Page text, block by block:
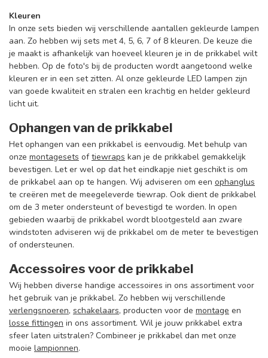
Kleuren
In onze sets bieden wij verschillende aantallen gekleurde lampen
aan. Zo hebben wij sets met 4, 5, 6, 7 of 8 kleuren. De keuze die
je maakt is afhankelijk van hoeveel kleuren je in de prikkabel wilt
hebben. Op de foto's bij de producten wordt aangetoond welke
kleuren er in een set zitten. Al onze gekleurde LED lampen zijn
van goede kwaliteit en stralen een krachtig en helder gekleurd
licht uit.
Ophangen van de prikkabel
Het ophangen van een prikkabel is eenvoudig. Met behulp van
onze montagesets oftiewraps kan je de prikkabel gemakkelijk
bevestigen. Let er wel op dat het eindkapje niet geschikt is om
de prikkabel aan op te hangen. Wij adviseren om een ophanglus
te creëren met de meegeleverde tiewrap. Ook dient de prikkabel
om de 3 meter ondersteunt of bevestigd te worden. In open
gebieden waarbij de prikkabel wordt blootgesteld aan zware
windstoten adviseren wij de prikkabel om de meter te bevestigen
of ondersteunen.
Accessoires voor de prikkabel
Wij hebben diverse handige accessoires in ons assortiment voor
het gebruik van je prikkabel. Zo hebben wij verschillende
verlengsnoeren, schakelaars, producten voor de montage en
losse fittingen in ons assortiment. Wil je jouw prikkabel extra
sfeer laten uitstralen? Combineer je prikkabel dan met onze
mooie lampionnen.